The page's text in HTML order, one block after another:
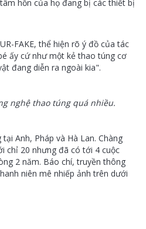
hồn của họ đang bị các thiết bị
FAKE, thể hiện rõ ý đồ của tác
ấy cứ như một kẻ thao túng cơ
đang diễn ra ngoài kia".
nghệ thao túng quá nhiều.
Anh, Pháp và Hà Lan. Chàng
chỉ 20 nhưng đã có tới 4 cuộc
2 năm. Báo chí, truyền thông
niên mê nhiếp ảnh trên dưới